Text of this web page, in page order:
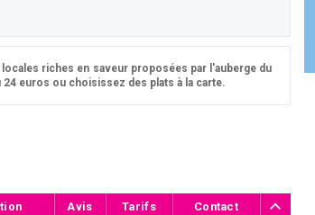
riches en saveur proposées par l'auberge du
euros ou choisissez des plats à la carte.
Avis Tarifs Contact